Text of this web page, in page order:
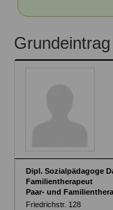
Grundeintrag
Dipl. Sozialpädagoge
Familientherapeut
Paar- und
Friedrichstr. 128